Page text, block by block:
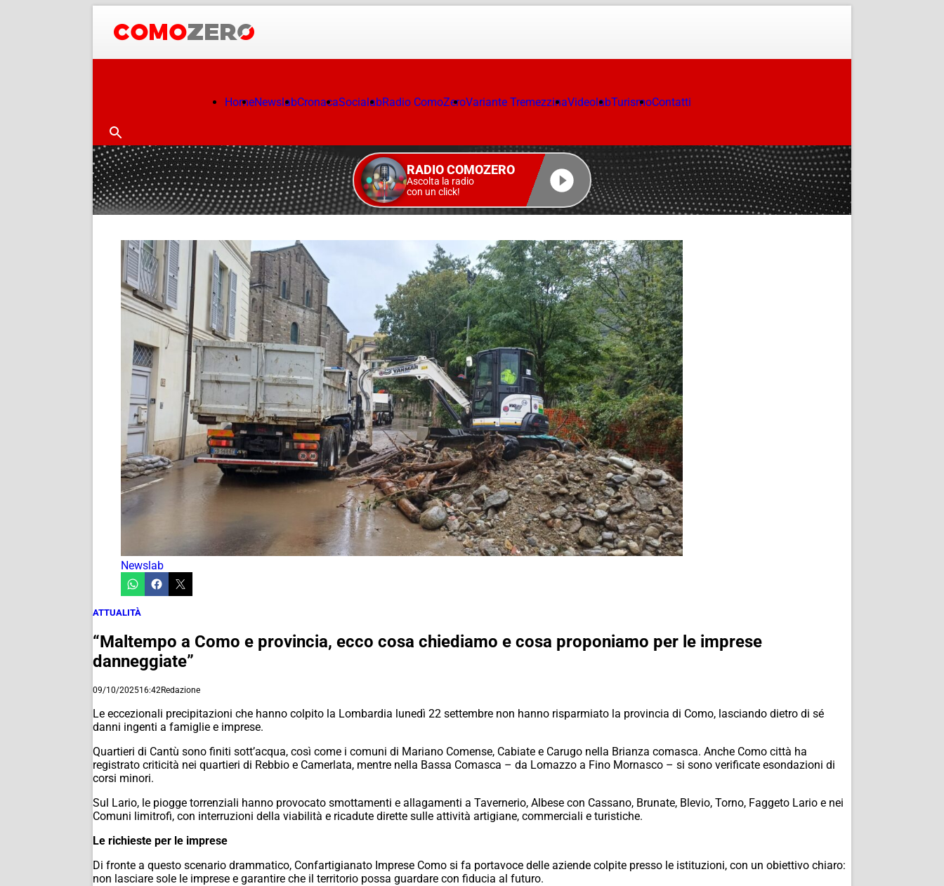
HomeNewslabCronacaSocialabRadio ComoZeroVariante TremezzinaVideolabTurismoContatti
RADIO COMOZERO
Ascolta la radio
con un click!
Newslab
ATTUALITÀ
“Maltempo a Como e provincia, ecco cosa chiediamo e cosa proponiamo per le imprese
danneggiate”
09/10/202516:42Redazione
Le eccezionali precipitazioni che hanno colpito la Lombardia lunedì 22 settembre non hanno risparmiato la provincia di Como, lasciando dietro di sé
danni ingenti a famiglie e imprese.
Quartieri di Cantù sono finiti sott’acqua, così come i comuni di Mariano Comense, Cabiate e Carugo nella Brianza comasca. Anche Como città ha
registrato criticità nei quartieri di Rebbio e Camerlata, mentre nella Bassa Comasca – da Lomazzo a Fino Mornasco – si sono verificate esondazioni di
corsi minori.
Sul Lario, le piogge torrenziali hanno provocato smottamenti e allagamenti a Tavernerio, Albese con Cassano, Brunate, Blevio, Torno, Faggeto Lario e nei
Comuni limitrofi, con interruzioni della viabilità e ricadute dirette sulle attività artigiane, commerciali e turistiche.
Le richieste per le imprese
Di fronte a questo scenario drammatico, Confartigianato Imprese Como si fa portavoce delle aziende colpite presso le istituzioni, con un obiettivo chiaro:
non lasciare sole le imprese e garantire che il territorio possa guardare con fiducia al futuro.